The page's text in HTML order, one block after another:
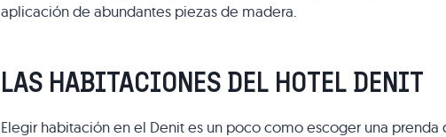
aplicación de abundantes piezas de madera.
LAS HABITACIONES DEL HOTEL DENIT
Elegir habitación en el Denit es un poco como escoger una